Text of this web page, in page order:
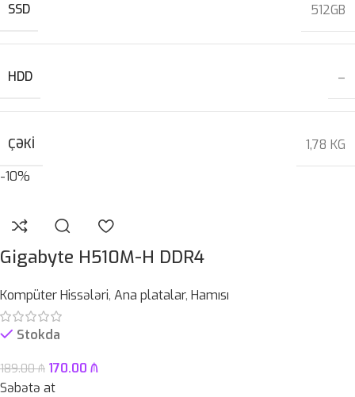
SSD 512GB
HDD –
ÇƏKI
1,78 KG
-10%
Gigabyte H510M-H DDR4
Kompüter Hissələri, Ana platalar, Hamısı
Stokda
189.00₼ 170.00 ₼
Səbətə at